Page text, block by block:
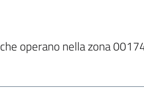
operano nella zona